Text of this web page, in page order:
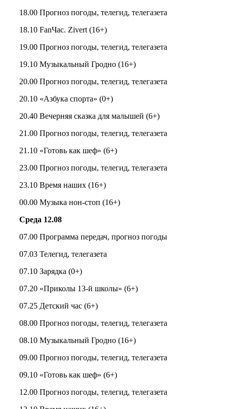
18.00 Прогноз погоды, телегид, телегазета
18.10 FanЧас. Zivert (16+)
19.00 Прогноз погоды, телегид, телегазета
19.10 Музыкальный Гродно (16+)
20.00 Прогноз погоды, телегид, телегазета
20.10 «Азбука спорта» (0+)
20.40 Вечерняя сказка для малышей (6+)
21.00 Прогноз погоды, телегид, телегазета
21.10 «Готовь как шеф» (6+)
23.00 Прогноз погоды, телегид, телегазета
23.10 Время наших (16+)
00.00 Музыка нон-стоп (16+)
Среда 12.08
07.00 Программа передач, прогноз погоды
07.03 Телегид, телегазета
07.10 Зарядка (0+)
07.20 «Приколы 13-й школы» (6+)
07.25 Детский час (6+)
08.00 Прогноз погоды, телегид, телегазета
08.10 Музыкальный Гродно (16+)
09.00 Прогноз погоды, телегид, телегазета
09.10 «Готовь как шеф» (6+)
12.00 Прогноз погоды, телегид, телегазета